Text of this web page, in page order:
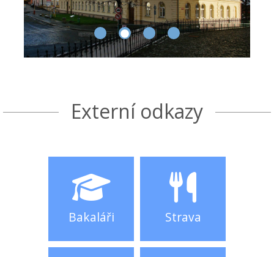
Externí odkazy
Bakaláři Strava